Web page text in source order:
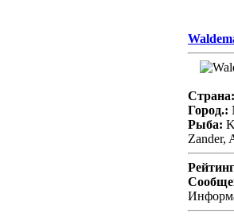
Страна:
Город.:
Рыба:
Zander,